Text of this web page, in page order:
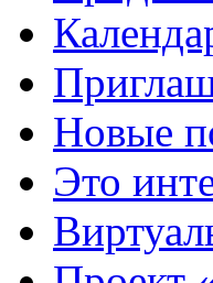
Новые
Это